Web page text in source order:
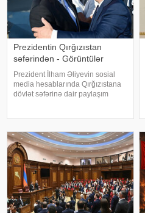
Prezidentin Qırğızıstan
səfərindən - Görüntülər
Prezident İlham Əliyevin sosial
media hesablarında Qırğızıstana
dövlət səfərinə dair paylaşım